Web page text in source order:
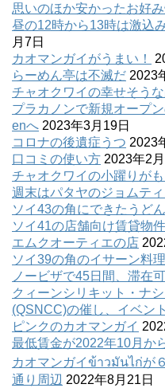
思いのほか安かったお好み
昼の12時から13時は激込
月7日
カオマンガイがうまい！
らーめん亭は不滅だ 2023
チャオクワイの幸せそう
プラカノンで新規オープ
enへ 2023年3月19日
コロナの後遺症うつ 2023
口コミの使い方 2023年2
チャオクワイの小躍りが
週末はパタヤのジョムテ
ソイ43の角にできたうど
ソイ41の店舗向け賃貸物件
エムクオーティエの店
ソイ39の角のイサーン料
ノービザで45日間、滞在
クィーンシリキット・ナ
(QSNCC)の催し、イベン
ピンクのカオマンガイ
最低賃金が2022年10月か
カオマンガイข้าวมันไก่が
通り周辺 2022年8月21日